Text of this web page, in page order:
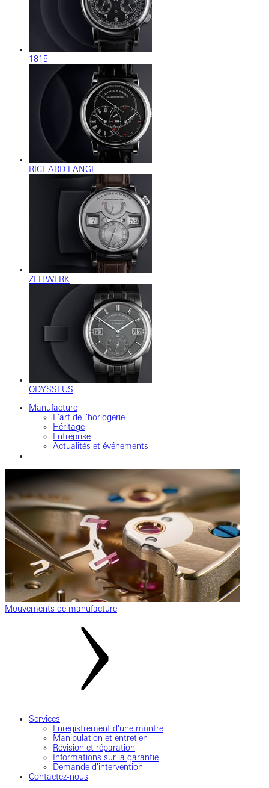
1815
RICHARD LANGE
ZEITWERK
ODYSSEUS
Manufacture
L'art de l'horlogerie
Héritage
Entreprise
Actualités et événements
Mouvements de manufacture
Services
Enregistrement d'une montre
Manipulation et entretien
Révision et réparation
Informations sur la garantie
Demande d'intervention
Contactez-nous